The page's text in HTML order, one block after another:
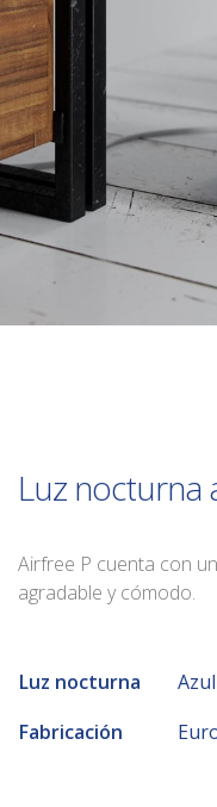
Luz nocturna
Airfree P cuenta con
agradable y cómodo.
Luz nocturna
Fabricación